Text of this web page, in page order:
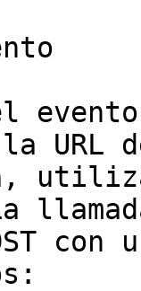
con